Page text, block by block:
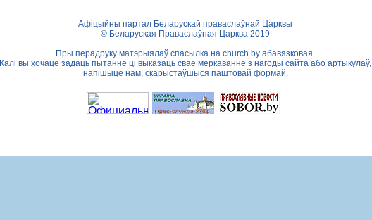
Афіцыйны партал Беларускай праваслаўнай Царквы
© Беларуская Праваслаўная Царква 2019
Пры перадруку матэрыялаў спасылка на church.by абавязковая.
Калі вы хочаце задаць пытанне ці выказаць свае меркаванне з нагоды сайта або артыкулаў,
напішыце нам, скарыстаўшыся паштовай формай.